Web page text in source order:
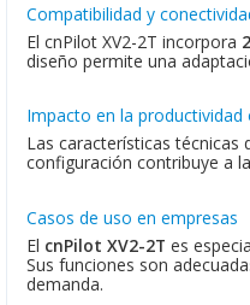
Compatibilidad y
El cnPilot XV2-2T incorpora
diseño permite una
Impacto en la productividad
Las características
configuración contribuye a
Casos de uso en empresas
El cnPilot XV2-2T es
Sus funciones son
demanda.